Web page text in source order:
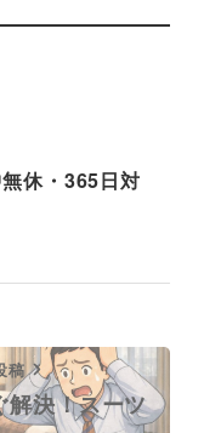
休・365日対
稿
解決！スーツ